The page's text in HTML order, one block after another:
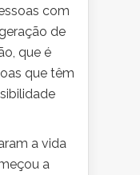
com
de
que é
que têm
a vida
a